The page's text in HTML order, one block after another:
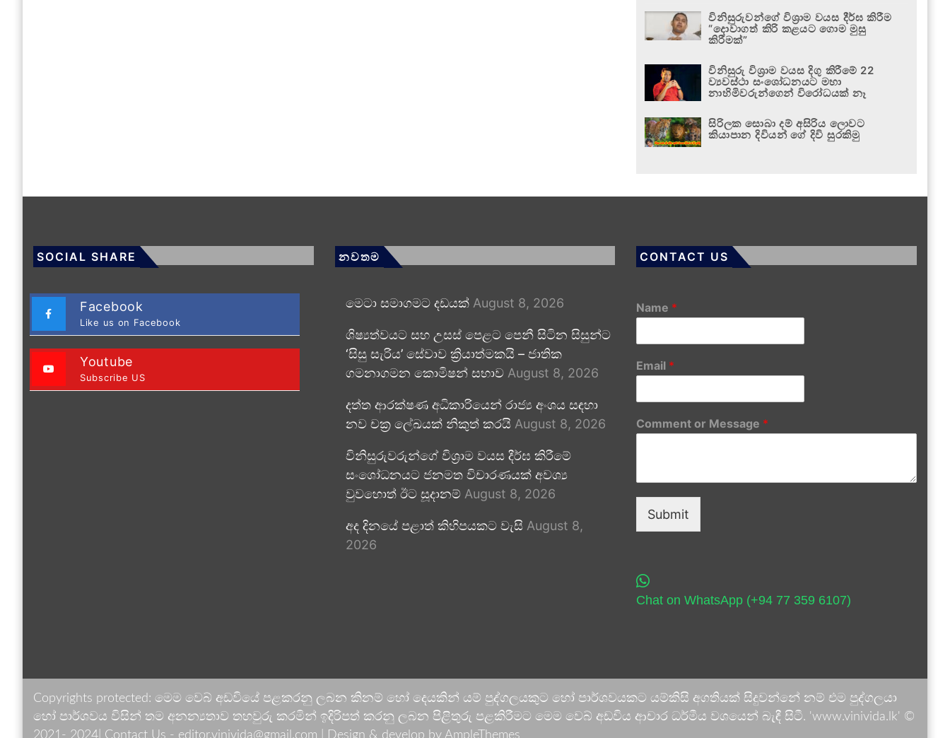
විනිසුරුවන්ගේ විශ්‍රාම වයස දීර්ඝ කිරීම
“දොවාගත් කිරි කළයට ගොම මුසු
කිරීමක්”
විනිසුරු විශ්‍රාම වයස දිගු කිරීමේ 22
ව්‍යවස්ථා සංශෝධනයට මහා
නාහිමිවරුන්ගෙන් විරෝධයක් නෑ
සිරිලක සොබා දම් අසිරිය ලොවට
කියාපාන දිවියන් ගේ දිවි සුරකිමු
SOCIAL SHARE
Facebook
Like us on Facebook
Youtube
Subscribe US
නවතම
මෙටා සමාගමට දඩයක් August 8, 2026
ශිෂ්‍යත්වයට සහ උසස් පෙළට පෙනී සිටින සිසුන්ට
‘සිසු සැරිය’ සේවාව ක්‍රියාත්මකයි – ජාතික
ගමනාගමන කොමිෂන් සභාව August 8, 2026
දත්ත ආරක්ෂණ අධිකාරියෙන් රාජ්‍ය අංශය සඳහා
නව චක්‍ර ලේඛයක් නිකුත් කරයි August 8, 2026
විනිසුරුවරුන්ගේ විශ්‍රාම වයස දීර්ඝ කිරීමේ
සංශෝධනයට ජනමත විචාරණයක් අවශ්‍ය
වුවහොත් ඊට සූදානම් August 8, 2026
අද දිනයේ පළාත් කිහිපයකට වැසි August 8,
2026
CONTACT US
Name *
Email *
Comment or Message *
Submit
Chat on WhatsApp (+94 77 359 6107)
Copyrights protected: මෙම වෙබ් අඩවියේ පළකරනු ලබන කිනම් හෝ දෙයකින් යම් පුද්ගලයකුට හෝ පාර්ශවයකට යම්කිසි අගතියක් සිදුවන්නේ නම් එම පුද්ගලයා
හෝ පාර්ශවය විසින් තම අනන්‍යතාව තහවුරු කරමින් ඉදිරිපත් කරනු ලබන පිළිතුරු පළකිරීමට මෙම වෙබ් අඩවිය ආචාර ධර්මීය වශයෙන් බැඳී සිටී. 'www.vinivida.lk' ©
2021- 2024| Contact Us - editor.vinivida@gmail.com |
Design & develop by AmpleThemes